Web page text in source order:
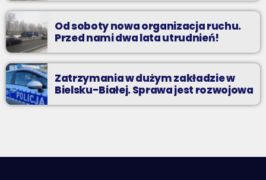
Od soboty nowa organizacja ruchu.
Przed nami dwa lata utrudnień!
Zatrzymania w dużym zakładzie w
Bielsku-Białej. Sprawa jest rozwojowa